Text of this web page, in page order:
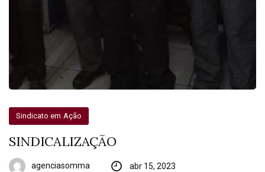
Sindicato em Ação
SINDICALIZAÇÃO
agenciasomma abr 15, 2023